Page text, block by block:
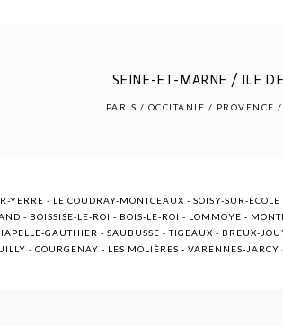
SEINE-ET-MARNE / ILE
PARIS / OCCITANIE / PROVENCE
- LE COUDRAY-MONTCEAUX - SOISY-SUR-
- BOISSISE-LE-ROI - BOIS-LE-ROI - LOMMOYE -
GAUTHIER - SAUBUSSE - TIGEAUX - BREUX-
- COURGENAY - LES MOLIÈRES - VARENNES-JARCY